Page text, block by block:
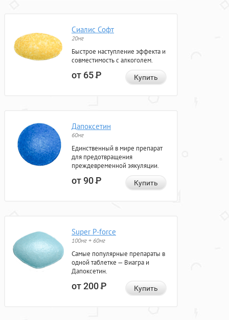
Сиалис Софт
20мг
Быстрое наступление эффекта и
совместимость с алкоголем.
от 65Р Купить
Дапоксетин
60мг
Единственный в мире препарат
для предотвращения
преждевременной эякуляции.
от 90Р Купить
Super P-force
100мг + 60мг
Самые популярные препараты в
одной таблетке — Виагра и
Дапоксетин.
от 200Р Купить